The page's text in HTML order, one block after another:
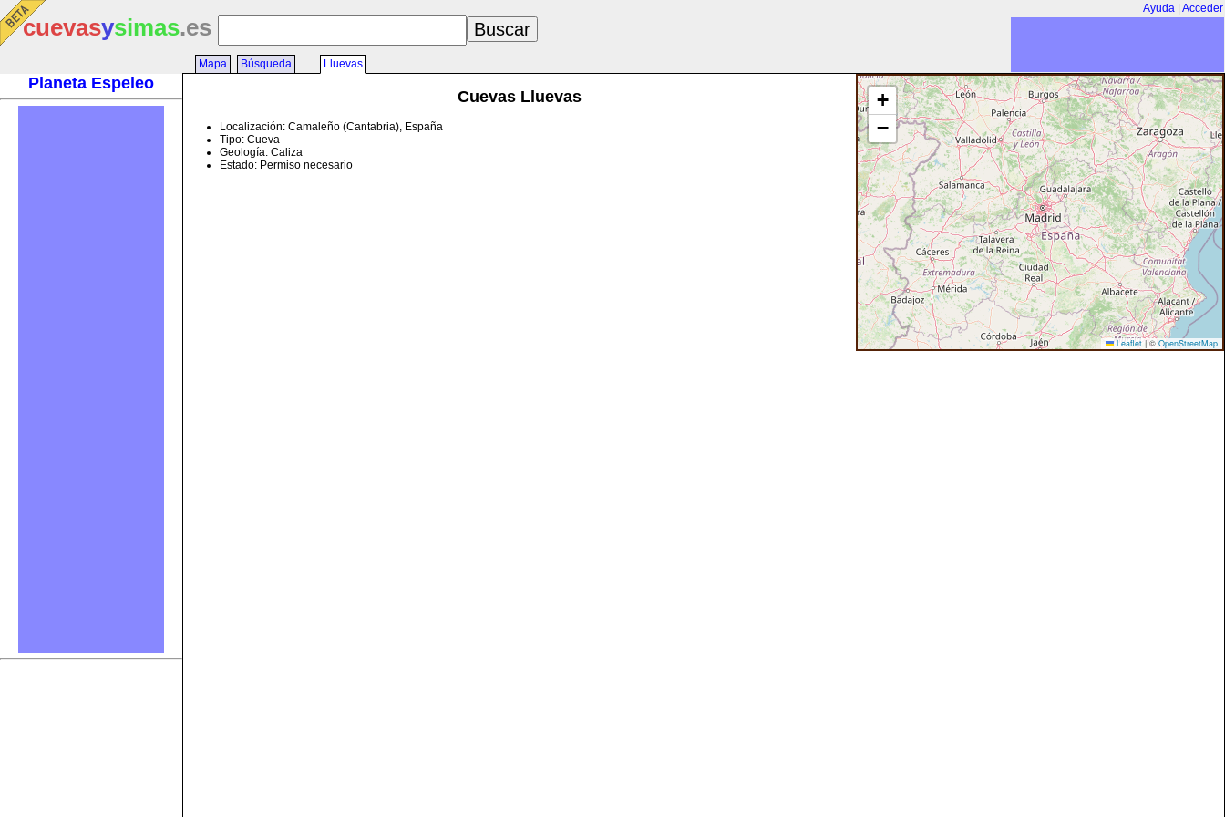
Ayuda Acceder
cuevasysimas.es
Planeta Espeleo
Mapa Búsqueda Lluevas
+
−
Leaflet | © OpenStreetMap
Cuevas Lluevas
Localización: Camaleño (Cantabria), España
Tipo: Cueva
Geología: Caliza
Estado: Permiso necesario